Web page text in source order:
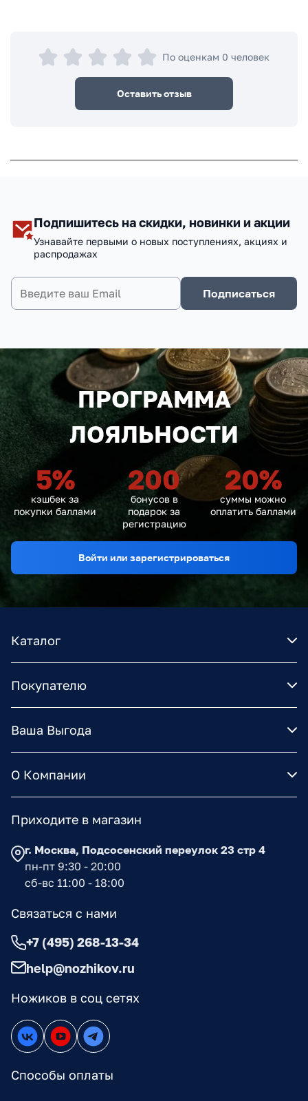
По оценкам 0 человек
Оставить отзыв
Подпишитесь на скидки, новинки и акции
Узнавайте первыми о новых поступлениях, акциях и
распродажах
Подписаться
ПРОГРАММА
ЛОЯЛЬНОСТИ
5%
кэшбек за
покупки баллами
200
бонусов в
подарок за
регистрацию
20%
суммы можно
оплатить баллами
Войти или зарегистрироваться
Каталог
Покупателю
Ваша Выгода
О Компании
Ножиков в соц сетях
Способы оплаты
Приходите в магазин
г. Москва, Подсосенский переулок 23 стр 4
пн-пт 9:30 - 20:00
сб-вс 11:00 - 18:00
Связаться с нами
+7 (495) 268-13-34
help@nozhikov.ru